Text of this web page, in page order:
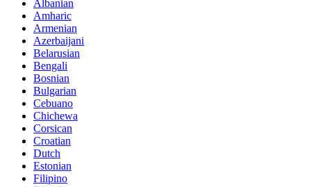
Albanian
Amharic
Armenian
Azerbaijani
Belarusian
Bengali
Bosnian
Bulgarian
Cebuano
Chichewa
Corsican
Croatian
Dutch
Estonian
Filipino